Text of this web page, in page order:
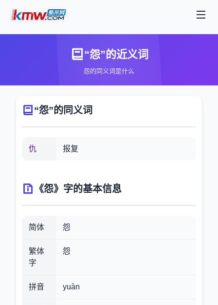
“怨”的近义词
怨的同义词是什么
“怨”的同义词
仇 报复
《怨》字的基本信息
简体 怨
繁体
字
怨
拼音 yuàn